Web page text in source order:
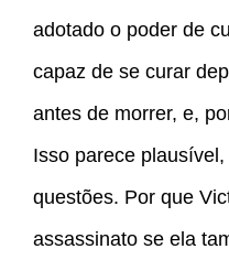
adotado o poder de
capaz de se curar
antes de morrer, e,
Isso parece
questões. Por que
assassinato se ela